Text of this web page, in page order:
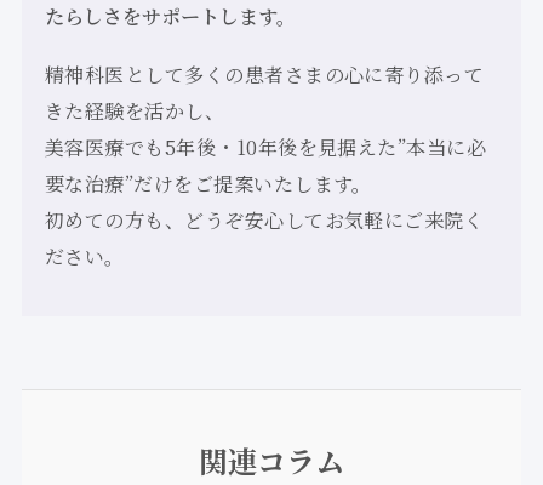
たらしさをサポートします。
精神科医として多くの患者さまの心に寄り添って
きた経験を活かし、
美容医療でも5年後・10年後を見据えた”本当に必
要な治療”だけをご提案いたします。
初めての方も、どうぞ安心してお気軽にご来院く
ださい。
関連コラム